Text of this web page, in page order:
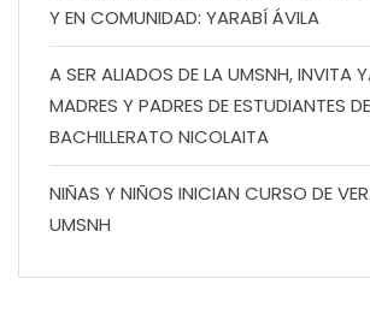
Y EN COMUNIDAD: YARABÍ ÁVILA
A SER ALIADOS DE LA UMSNH, INVITA
MADRES Y PADRES DE ESTUDIANTES
BACHILLERATO NICOLAITA
NIÑAS Y NIÑOS INICIAN CURSO DE
UMSNH